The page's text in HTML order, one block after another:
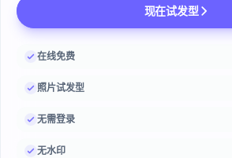
现在试发型
在线免费
照片试发型
无需登录
无水印